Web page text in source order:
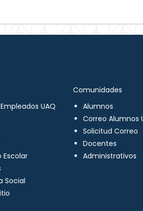
UAQ
Escolar
Social
Comunidades
Alumnos
Correo Alumnos
Solicitud Correo
Docentes
Administrativos